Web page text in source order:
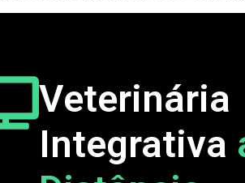
Veterinária
Integrativa